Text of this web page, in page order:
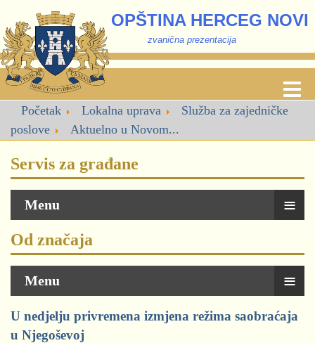
OPŠTINA HERCEG NOVI
zvanična prezentacija
Početak Lokalna uprava
Služba za zajedničke
poslove
Aktuelno u Novom...
Servis za građane
Menu ≡
Od značaja
Menu ≡
U nedjelju privremena izmjena režima saobraćaja
u Njegoševoj